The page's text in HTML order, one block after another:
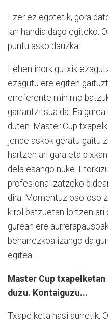
Ezer ez egotetik, gora
lan handia dago egiteko.
puntu asko dauzka.
Lehen inork gutxik
ezagutu ere egiten
erreferente minimo
garrantzitsua da. Ea
duten. Master Cup
jende askok geratu gaitu
hartzen ari gara eta
dela esango nuke.
profesionalizatzeko
dira. Momentuz oso-oso
kirol batzuetan lortzen ari
gurean ere
beharrezkoa izango da
egitea.
Master Cup
duzu. Kontaiguzu...
Txapelketa hasi aurretik,